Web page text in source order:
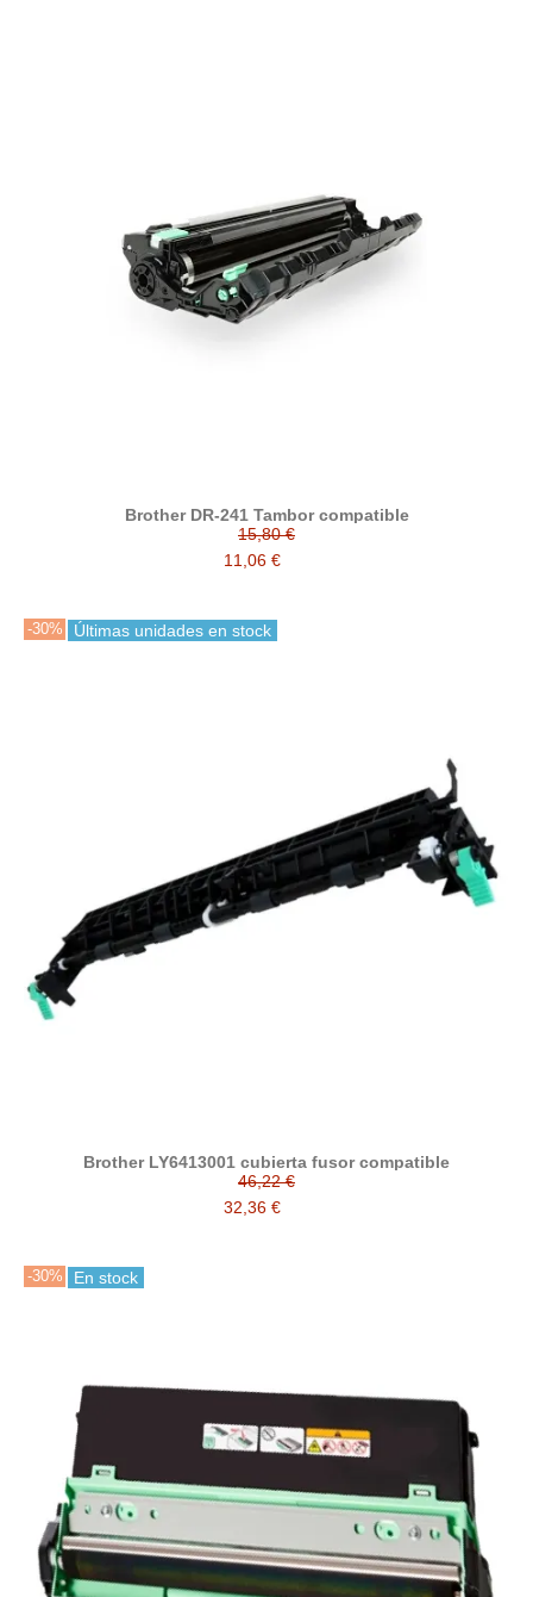
Brother DR-241 Tambor compatible
15,80 €
11,06 €
-30% Últimas unidades en stock
Brother LY6413001 cubierta fusor compatible
46,22 €
32,36 €
-30% En stock